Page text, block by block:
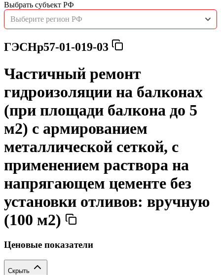
Выбрать субъект РФ
Выберите регион РФ
ГЭСНр57-01-019-03
Частичный ремонт
гидроизоляции на балконах
(при площади балкона до 5
м2) с армированием
металлической сеткой, с
применением раствора на
напрягающем цементе без
установки отливов: вручную
(100 м2)
Ценовые показатели
Скрыть